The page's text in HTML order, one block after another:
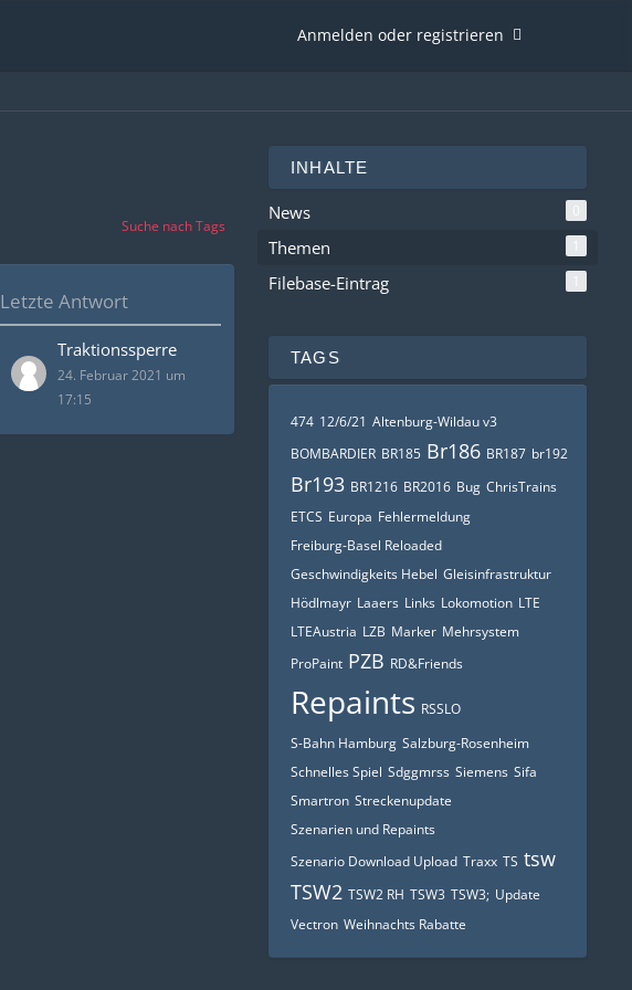
Anmelden oder registrieren
Suche nach Tags
Letzte Antwort
Traktionssperre
24. Februar 2021 um
17:15
INHALTE
News
Themen 1
Filebase-Eintrag 1
TAGS
474 12/6/21 Altenburg-Wildau v3
BOMBARDIER BR185 Br186 BR187 br192
Br193 BR1216 BR2016 Bug ChrisTrains
ETCS Europa Fehlermeldung
Freiburg-Basel Reloaded
Geschwindigkeits Hebel Gleisinfrastruktur
Hödlmayr Laaers Links Lokomotion LTE
LTEAustria LZB Marker Mehrsystem
ProPaint PZB RD&Friends
Repaints RSSLO
S-Bahn Hamburg Salzburg-Rosenheim
Schnelles Spiel Sdggmrss Siemens Sifa
Smartron Streckenupdate
Szenarien und Repaints
Szenario Download Upload Traxx TS tsw
TSW2 TSW2 RH TSW3 TSW3; Update
Vectron Weihnachts Rabatte